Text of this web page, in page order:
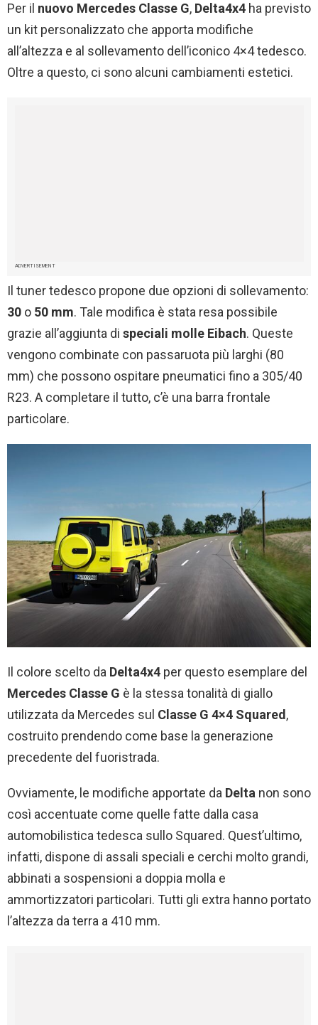
Per il nuovo Mercedes Classe G, Delta4x4 ha previsto
un kit personalizzato che apporta modifiche
all’altezza e al sollevamento dell’iconico 4×4 tedesco.
Oltre a questo, ci sono alcuni cambiamenti estetici.
ADVERTISEMENT
Il tuner tedesco propone due opzioni di sollevamento:
30 o 50 mm. Tale modifica è stata resa possibile
grazie all’aggiunta di speciali molle Eibach. Queste
vengono combinate con passaruota più larghi (80
mm) che possono ospitare pneumatici fino a 305/40
R23. A completare il tutto, c’è una barra frontale
particolare.
Il colore scelto da Delta4x4 per questo esemplare del
Mercedes Classe G è la stessa tonalità di giallo
utilizzata da Mercedes sul Classe G 4×4 Squared,
costruito prendendo come base la generazione
precedente del fuoristrada.
Ovviamente, le modifiche apportate da Delta non sono
così accentuate come quelle fatte dalla casa
automobilistica tedesca sullo Squared. Quest’ultimo,
infatti, dispone di assali speciali e cerchi molto grandi,
abbinati a sospensioni a doppia molla e
ammortizzatori particolari. Tutti gli extra hanno portato
l’altezza da terra a 410 mm.